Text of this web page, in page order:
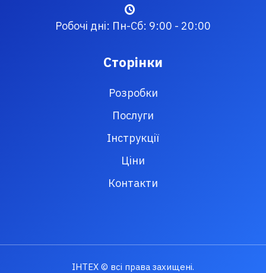
Робочі дні: Пн-Сб: 9:00 - 20:00
Сторінки
Розробки
Послуги
Інструкції
Ціни
Контакти
ІНТЕХ © всі права захищені.